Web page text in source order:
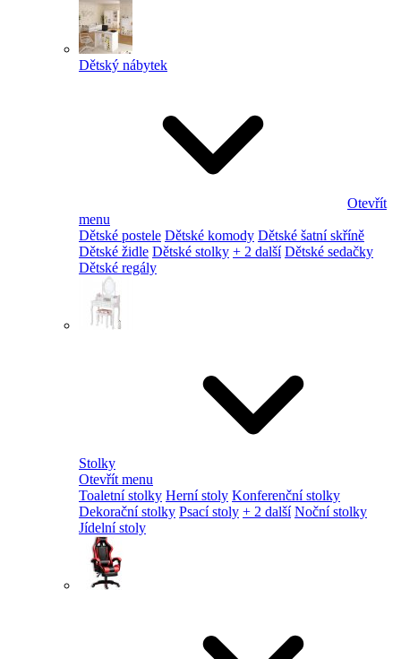
Dětský nábytek
Otevřít
menu
Dětské postele Dětské komody Dětské šatní skříně
Dětské židle Dětské stolky + 2 další Dětské sedačky
Dětské regály
Stolky
Otevřít menu
Toaletní stolky Herní stoly Konferenční stolky
Dekorační stolky Psací stoly + 2 další Noční stolky
Jídelní stoly